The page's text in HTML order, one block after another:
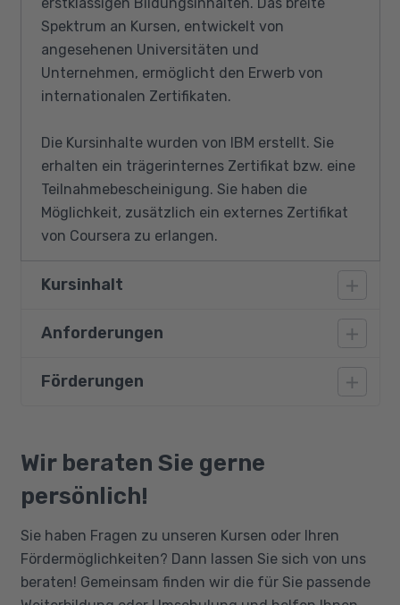
Spektrum an Kursen, entwickelt von
angesehenen Universitäten und
Unternehmen, ermöglicht den Erwerb von
internationalen Zertifikaten.
Die Kursinhalte wurden von IBM erstellt. Sie
erhalten ein trägerinternes Zertifikat bzw. eine
Teilnahmebescheinigung. Sie haben die
Möglichkeit, zusätzlich ein externes Zertifikat
von Coursera zu erlangen.
Kursinhalt
Benutzeroberflächen / Benutzererlebnisse
Aufgaben und Verantwortlichkeiten eines
Responsive Web Design (RWD)
Progressive Web Development (PWD)
Single Page Applications (SPA)
UI-Design mit Figma
Anforderungen
Vorausgesetzt werden gute
gute Englischkenntnisse, da viele verwendete
Tools und Dokumentationen in Englisch
verfasst sind.
Förderungen
Qualifizierungschancengesetz
Berufliche Rehabilitation
Wir beraten Sie gerne
persönlich!
Sie haben Fragen zu unseren Kursen oder Ihren
Fördermöglichkeiten? Dann lassen Sie sich von uns
beraten! Gemeinsam finden wir die für Sie passende